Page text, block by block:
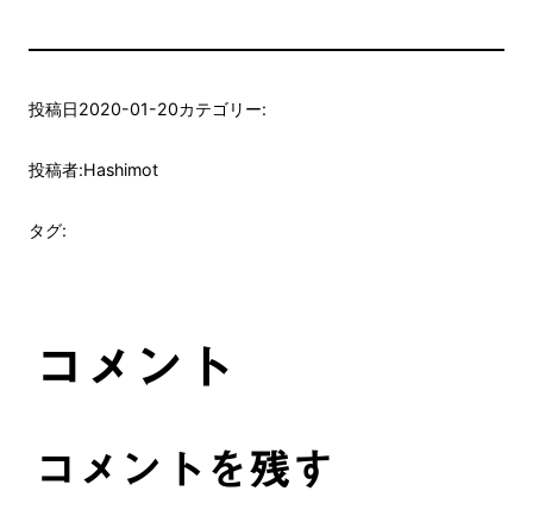
投稿日2020-01-20カテゴリー:
投稿者:Hashimot
タグ:
コメント
コメントを残す